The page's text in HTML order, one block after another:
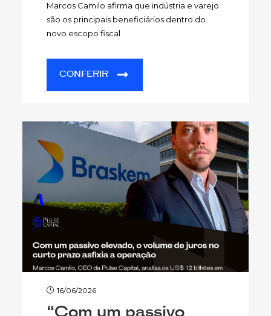
Marcos Camilo afirma que indústria e varejo
são os principais beneficiários dentro do
novo escopo fiscal
CONFERIR
16/06/2026
“Com um passivo